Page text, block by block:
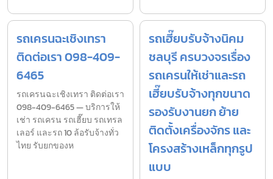
รถเครนฉะเชิงเทรา
ติดต่อเรา 098-409-
6465
รถเครนฉะเชิงเทรา ติดต่อเรา
098-409-6465 — บริการให้
เช่า รถเครน รถเฮี๊ยบ รถเทรล
เลอร์ และรถ 10 ล้อรับจ้างทั่ว
ไทย รับยกของห
รถเฮี๊ยบรับจ้างนิคม
ชลบุรี ครบวงจรเรื่อง
รถเครนให้เช่าและรถ
เฮี๊ยบรับจ้างทุกขนาด
รองรับงานยก ย้าย
ติดตั้งเครื่องจักร และ
โครงสร้างเหล็กทุกรูป
แบบ